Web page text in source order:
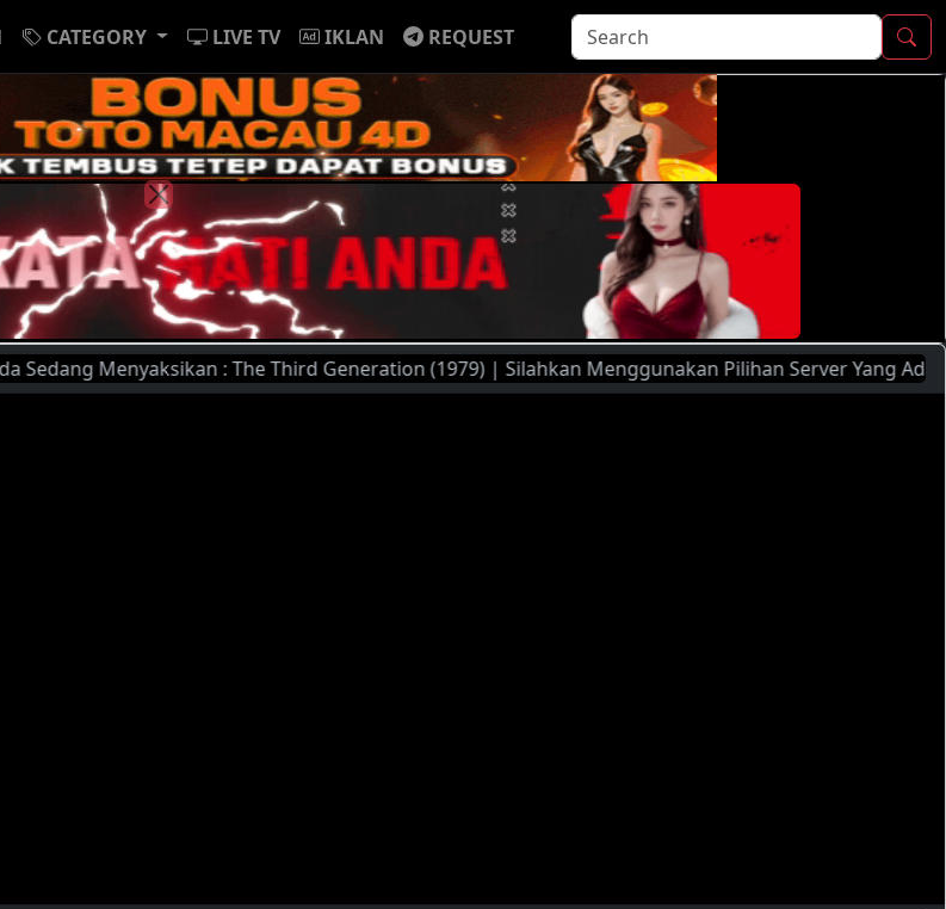
CATEGORY LIVE TV IKLAN REQUEST
Menyaksikan : The Third Generation (1979) | Silahkan Menggunakan Pilihan Server Yang Ada (